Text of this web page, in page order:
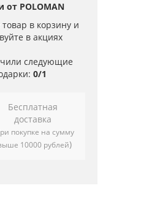
от POLOMAN
в корзину и
в акциях
следующие
0/1
Бесплатная
доставка
покупке на сумму
10000 рублей)